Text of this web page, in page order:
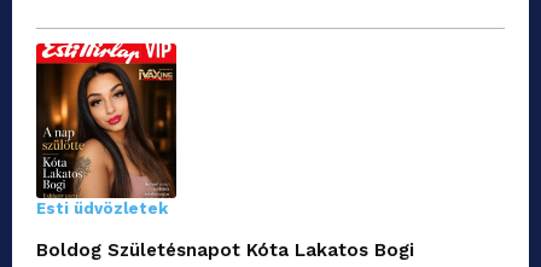
Esti üdvözletek
Boldog Születésnapot Kóta Lakatos Bogi